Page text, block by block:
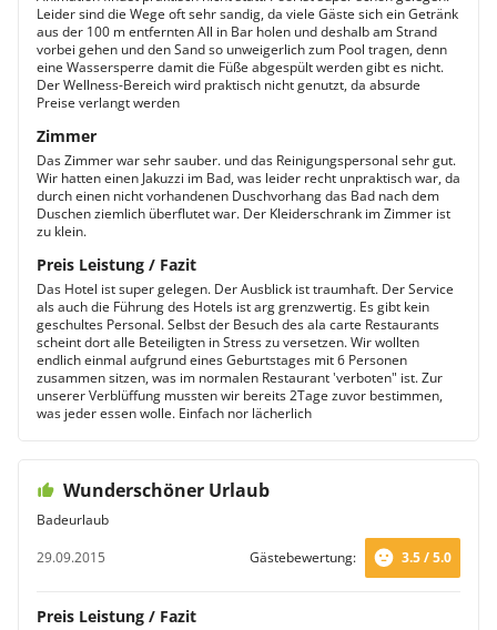
Leider sind die Wege oft sehr sandig, da viele Gäste sich ein Getränk
aus der 100 m entfernten All in Bar holen und deshalb am Strand
vorbei gehen und den Sand so unweigerlich zum Pool tragen, denn
eine Wassersperre damit die Füße abgespült werden gibt es nicht.
Der Wellness-Bereich wird praktisch nicht genutzt, da absurde
Preise verlangt werden
Zimmer
Das Zimmer war sehr sauber. und das Reinigungspersonal sehr gut.
Wir hatten einen Jakuzzi im Bad, was leider recht unpraktisch war, da
durch einen nicht vorhandenen Duschvorhang das Bad nach dem
Duschen ziemlich überflutet war. Der Kleiderschrank im Zimmer ist
zu klein.
Preis Leistung / Fazit
Das Hotel ist super gelegen. Der Ausblick ist traumhaft. Der Service
als auch die Führung des Hotels ist arg grenzwertig. Es gibt kein
geschultes Personal. Selbst der Besuch des ala carte Restaurants
scheint dort alle Beteiligten in Stress zu versetzen. Wir wollten
endlich einmal aufgrund eines Geburtstages mit 6 Personen
zusammen sitzen, was im normalen Restaurant 'verboten" ist. Zur
unserer Verblüffung mussten wir bereits 2Tage zuvor bestimmen,
was jeder essen wolle. Einfach nor lächerlich
Wunderschöner Urlaub
Badeurlaub
29.09.2015
Gästebewertung: 3.5 / 5.0
Preis Leistung / Fazit